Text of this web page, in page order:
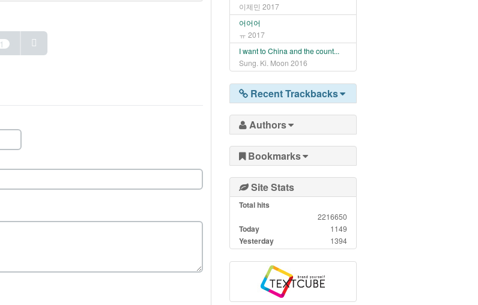
1
이제민 2017
어어어
ㅠ 2017
I want to China and the count...
Sung. Ki. Moon 2016
Recent Trackbacks
Authors
Bookmarks
Site Stats
Total hits
2216650
Today 1149
Yesterday 1394